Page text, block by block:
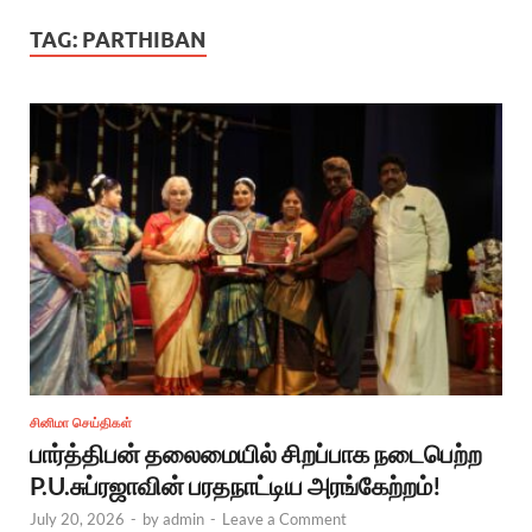
TAG: PARTHIBAN
சினிமா செய்திகள்
பார்த்திபன் தலைமையில் சிறப்பாக நடைபெற்ற
P.U.சுப்ரஜாவின் பரதநாட்டிய அரங்கேற்றம்!
July 20, 2026 - byadmin - Leave a Comment